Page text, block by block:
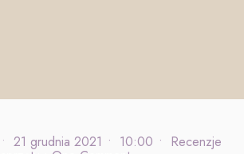
• 21 grudnia 2021 • 10:00 • Recenzje